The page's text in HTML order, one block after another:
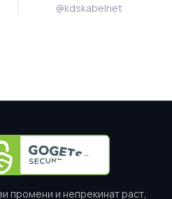
@kdskabelnet
промени и непрекинат раст,